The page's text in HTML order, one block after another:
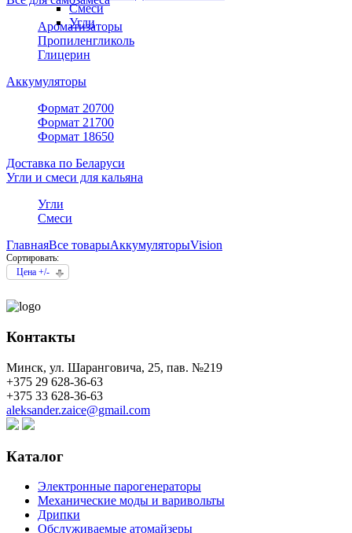
Смеси
Угли
Ароматизаторы
Пропиленгликоль
Глицерин
Аккумуляторы
Формат 20700
Формат 21700
Формат 18650
Доставка по Беларуси
Угли и смеси для кальяна
Угли
Смеси
ГлавнаяВсе товарыАккумуляторыVision
Сортировать:
Цена +/-
Контакты
Минск, ул. Шаранговича, 25, пав. №219
+375 29 628-36-63
+375 33 628-36-63
aleksander.zaice@gmail.com
Каталог
Электронные парогенераторы
Механические моды и варивольты
Дрипки
Обслуживаемые атомайзеры